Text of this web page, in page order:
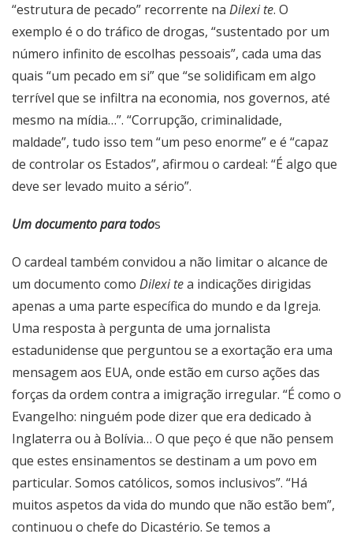
“estrutura de pecado” recorrente na Dilexi te. O
exemplo é o do tráfico de drogas, “sustentado por um
número infinito de escolhas pessoais”, cada uma das
quais “um pecado em si” que “se solidificam em algo
terrível que se infiltra na economia, nos governos, até
mesmo na mídia…”. “Corrupção, criminalidade,
maldade”, tudo isso tem “um peso enorme” e é “capaz
de controlar os Estados”, afirmou o cardeal: “É algo que
deve ser levado muito a sério”.
Um documento para todos
O cardeal também convidou a não limitar o alcance de
um documento como Dilexi tea indicações dirigidas
apenas a uma parte específica do mundo e da Igreja.
Uma resposta à pergunta de uma jornalista
estadunidense que perguntou se a exortação era uma
mensagem aos EUA, onde estão em curso ações das
forças da ordem contra a imigração irregular. “É como o
Evangelho: ninguém pode dizer que era dedicado à
Inglaterra ou à Bolívia… O que peço é que não pensem
que estes ensinamentos se destinam a um povo em
particular. Somos católicos, somos inclusivos”. “Há
muitos aspetos da vida do mundo que não estão bem”,
continuou o chefe do Dicastério. Se temos a